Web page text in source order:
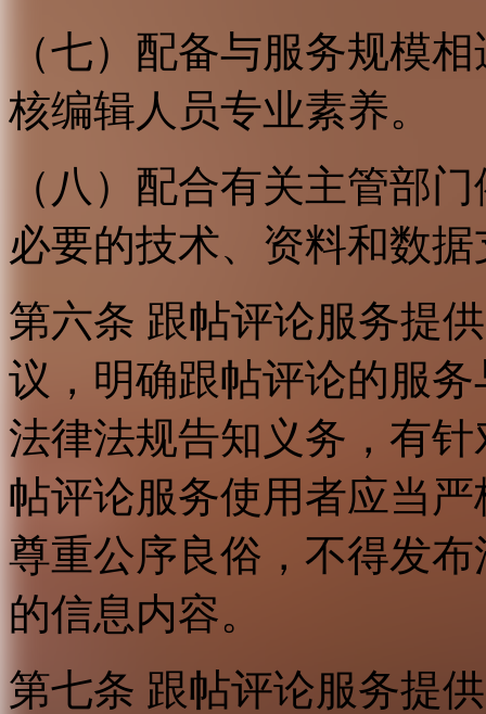
（七）配备与服务规模
核编辑人员专业素养。
（八）配合有关主管部
必要的技术、资料和数
第六条 跟帖评论服务提
议，明确跟帖评论的服
法律法规告知义务，有
帖评论服务使用者应当
尊重公序良俗，不得发
的信息内容。
第七条 跟帖评论服务提